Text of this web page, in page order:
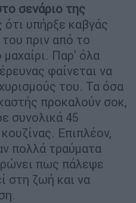
σενάριο της
ότι υπήρξε καβγάς
πριν από το
μαχαίρι. Παρ' όλα
φαίνεται να
του. Τα όσα
προκαλούν σοκ,
συνολικά 45
Επιπλέον,
πολλά τραύματα
πως πάλεψε
στη ζωή και να